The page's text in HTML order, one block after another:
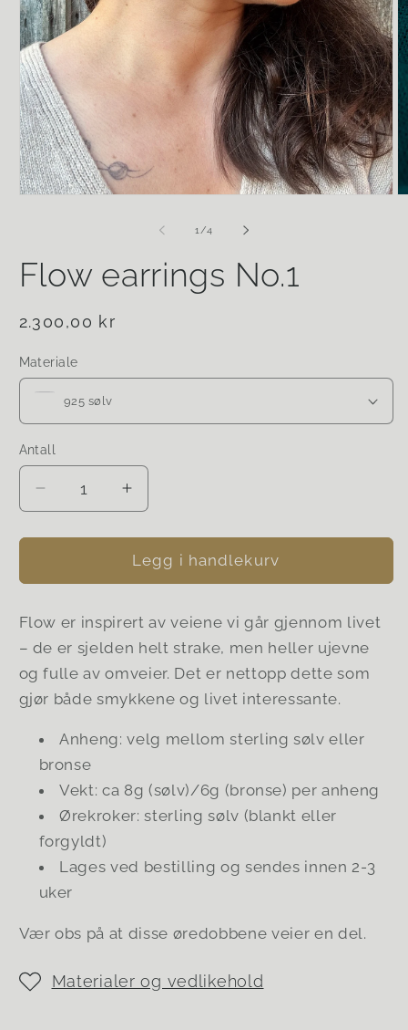
1/av
4
Flow earrings No.1
Vanlig
2.300,00 kr
Materiale
Antall
antallet
for
earrings
Øk
antallet
for
Flow
earrings
Legg i handlekurv
Flow er inspirert av veiene vi går gjennom livet
– de er sjelden helt strake, men heller ujevne
og fulle av omveier. Det er nettopp dette som
gjør både smykkene og livet interessante.
Anheng: velg mellom sterling sølv eller
bronse
Vekt: ca 8g (sølv)/6g (bronse) per anheng
Ørekroker: sterling sølv (blankt eller
forgyldt)
Lages ved bestilling og sendes innen 2-3
uker
Vær obs på at disse øredobbene veier en del.
Materialer og vedlikehold